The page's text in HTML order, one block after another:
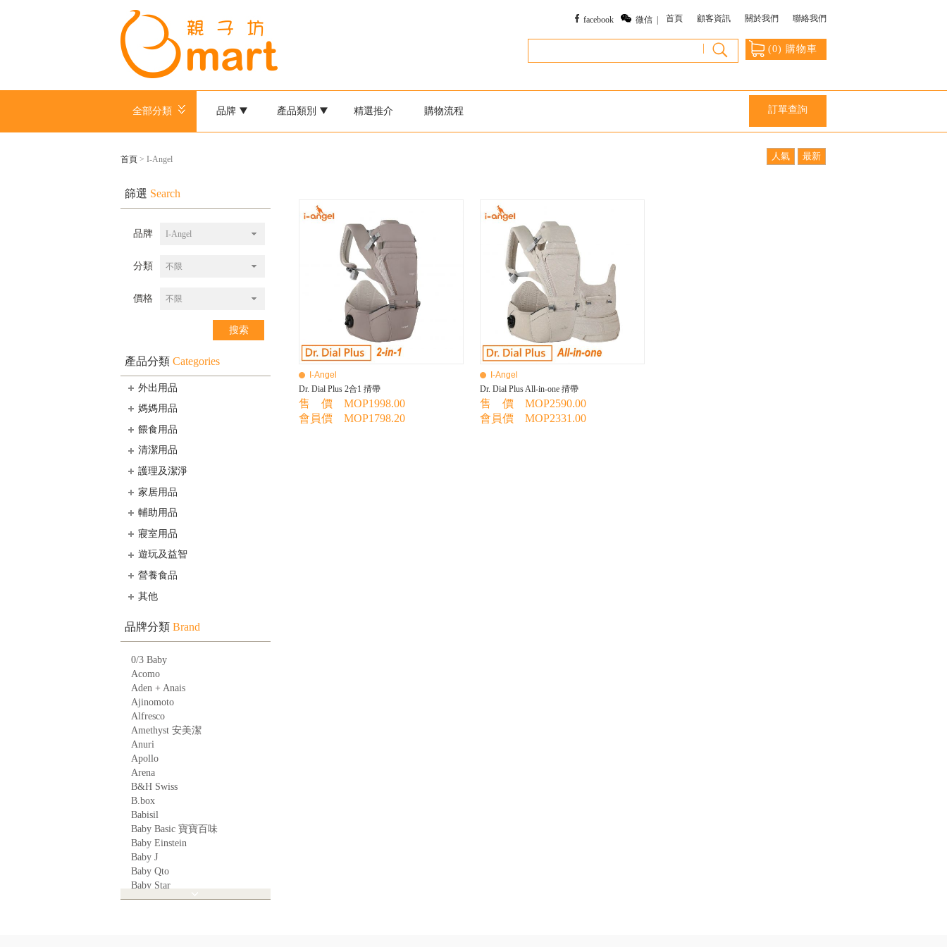
facebook 微信 | 首頁 顧客資訊 關於我們 聯絡我們
(0) 購物車
|
全部分類 品牌 產品類別 精選推介 購物流程 訂單查詢
首頁 > I-Angel
篩選 Search
品牌 I-Angel
分類 不限
價格 不限
產品分類 Categories
外出用品
媽媽用品
餵食用品
清潔用品
護理及潔淨
家居用品
輔助用品
寢室用品
遊玩及益智
營養食品
其他
品牌分類 Brand
0/3 Baby
Acomo
Aden + Anais
Ajinomoto
Alfresco
Amethyst 安美潔
Anuri
Apollo
Arena
B&H Swiss
B.box
Babisil
Baby Basic 寶寶百味
Baby Einstein
Baby J
Baby Qto
Baby Star
BabyBest
I-Angel
Dr. Dial Plus 2合1 揹帶
售 價 MOP1998.00
會員價 MOP1798.20
I-Angel
Dr. Dial Plus All-in-one 揹帶
售 價 MOP2590.00
會員價 MOP2331.00